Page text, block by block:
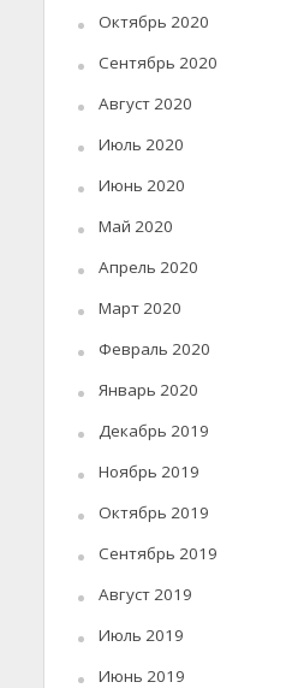
Октябрь 2020
Сентябрь 2020
Август 2020
Июль 2020
Июнь 2020
Май 2020
Апрель 2020
Март 2020
Февраль 2020
Январь 2020
Декабрь 2019
Ноябрь 2019
Октябрь 2019
Сентябрь 2019
Август 2019
Июль 2019
Июнь 2019